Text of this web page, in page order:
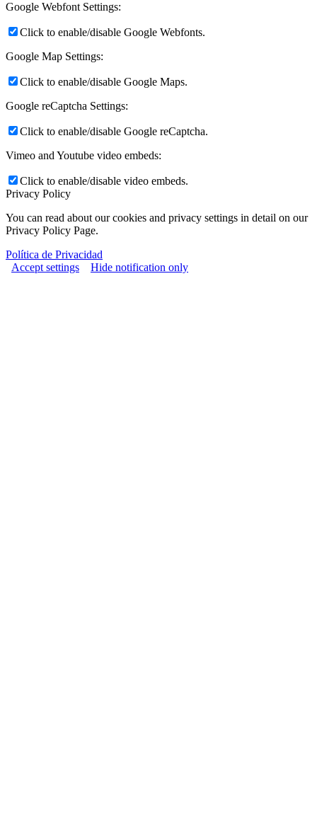
Google Webfont Settings:
Click to enable/disable Google Webfonts.
Google Map Settings:
Click to enable/disable Google Maps.
Google reCaptcha Settings:
Click to enable/disable Google reCaptcha.
Vimeo and Youtube video embeds:
Click to enable/disable video embeds.
Privacy Policy
You can read about our cookies and privacy settings in detail on our
Privacy Policy Page.
Política de Privacidad
Accept settings
Hide notification only